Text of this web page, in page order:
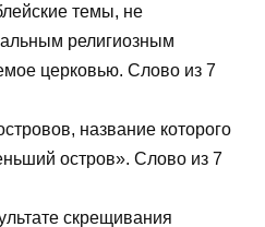
темы, не
религиозным
церковью. Слово из 7
название которого
остров». Слово из 7
скрещивания